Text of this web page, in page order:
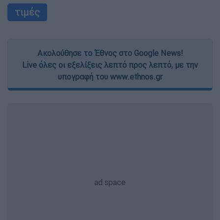
τιμές
Ακολούθησε το Έθνος στο Google News!
Live όλες οι εξελίξεις λεπτό προς λεπτό, με την
υπογραφή του www.ethnos.gr